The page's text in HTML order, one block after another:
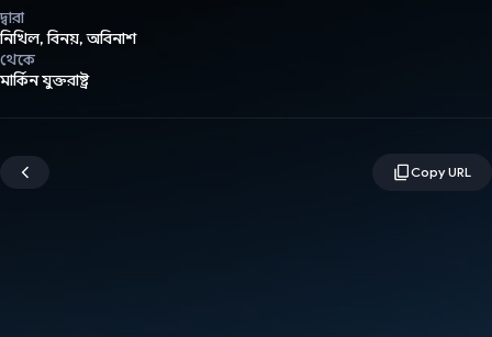
দ্বারা
নিখিল, বিনয়, অবিনাশ
থেকে
মার্কিন যুক্তরাষ্ট্র